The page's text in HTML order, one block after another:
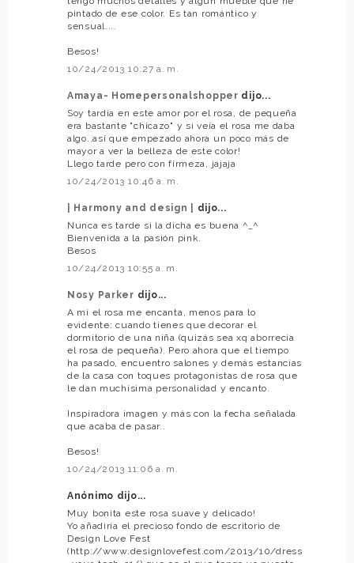
pintado de ese color. Es tan romántico y
sensual....
Besos!
10/24/2013 10:27 a. m.
Amaya- Homepersonalshopper dijo...
Soy tardía en este amor por el rosa, de pequeña
era bastante "chicazo" y si veía el rosa me daba
algo..así que empezado ahora un poco más de
mayor a ver la belleza de este color!
Llego tarde pero con firmeza, jajaja
10/24/2013 10:46 a. m.
| Harmony and design |
dijo...
Nunca es tarde si la dicha es buena ^_^
Bienvenida a la pasión pink.
Besos
10/24/2013 10:55 a. m.
Nosy Parker dijo...
A mi el rosa me encanta, menos para lo
evidente: cuando tienes que decorar el
dormitorio de una niña (quizás sea xq aborrecia
el rosa de pequeña). Pero ahora que el tiempo
ha pasado, encuentro salones y demás estancias
de la casa con toques protagonistas de rosa que
le dan muchísima personalidad y encanto.
Inspiradora imagen y más con la fecha señalada
que acaba de pasar..
Besos!
10/24/2013 11:06 a. m.
Anónimo dijo...
Muy bonita este rosa suave y delicado!
Yo añadiría el precioso fondo de escritorio de
Design Love Fest
(http://www.designlovefest.com/2013/10/dress